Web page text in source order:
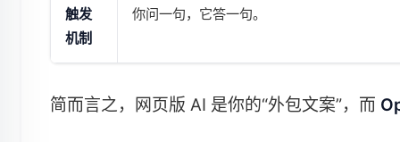
触发
机制
你问一句，它答一句。
简而言之，网页版 AI 是你的“外包文案”，而